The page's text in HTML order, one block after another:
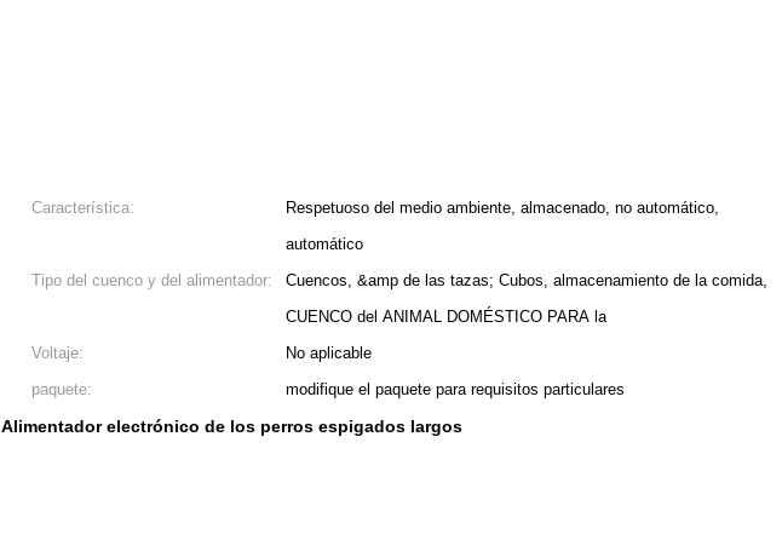
Característica:
Respetuoso del medio ambiente, almacenado, no automático,
automático
Tipo del cuenco y del alimentador:
Cuencos, &amp de las tazas; Cubos, almacenamiento de la comida,
CUENCO del ANIMAL DOMÉSTICO PARA la
Voltaje:
No aplicable
paquete:
modifique el paquete para requisitos particulares
Alimentador electrónico de los perros espigados largos